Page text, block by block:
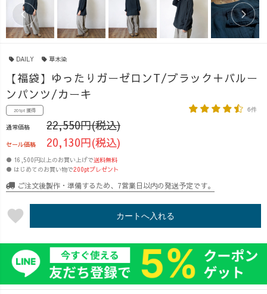
DAILY 草木染
【福袋】ゆったりガーゼロンT/ブラック＋バルー
ンパンツ/カーキ
201pt 獲得 6件
通常価格 22,550円(税込)
セール価格 20,130円(税込)
● 16,500円以上のお買い上げで送料無料
● はじめてのお買い物で200ptプレゼント
ご注文後製作・準備するため、7営業日以内の発送予定です。
favorite カートへ入れる